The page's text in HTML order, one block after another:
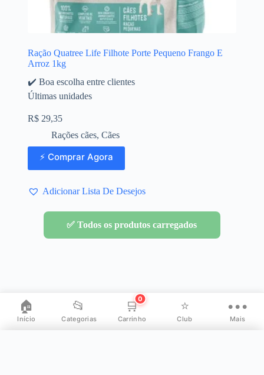
🏠
Início
📂
Categorias
🛒
Carrinho
0 ⭐
Club
•••
Mais
Ração Quatree Life Filhote Porte Pequeno Frango E
Arroz 1kg
✔️ Boa escolha entre clientes
Últimas unidades
R$29,35
Rações cães, Cães
⚡ Comprar Agora
Adicionar Lista De Desejos
✅ Todos os produtos carregados